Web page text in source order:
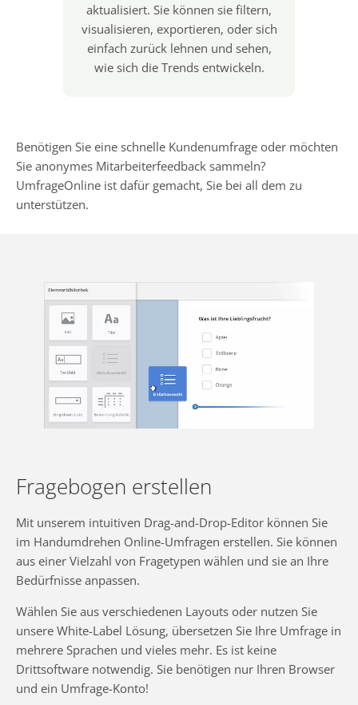
aktualisiert. Sie können sie filtern,
visualisieren, exportieren, oder sich
einfach zurück lehnen und sehen,
wie sich die Trends entwickeln.
Benötigen Sie eine schnelle Kundenumfrage oder möchten
Sie anonymes Mitarbeiterfeedback sammeln?
UmfrageOnline ist dafür gemacht, Sie bei all dem zu
unterstützen.
Fragebogen erstellen
Mit unserem intuitiven Drag-and-Drop-Editor können Sie
im Handumdrehen Online-Umfragen erstellen. Sie können
aus einer Vielzahl von Fragetypen wählen und sie an Ihre
Bedürfnisse anpassen.
Wählen Sie aus verschiedenen Layouts oder nutzen Sie
unsere White-Label Lösung, übersetzen Sie Ihre Umfrage in
mehrere Sprachen und vieles mehr. Es ist keine
Drittsoftware notwendig. Sie benötigen nur Ihren Browser
und ein Umfrage-Konto!